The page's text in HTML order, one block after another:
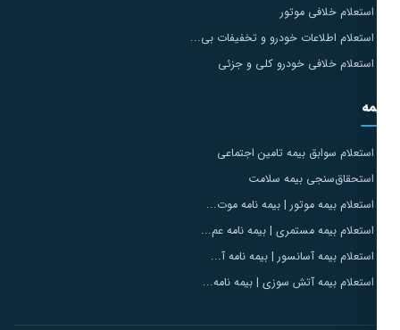
استعلام خلافی موتور
استعلام اطلاعات خودرو و تخفیفات بی...
استعلام خلافی خودرو کلی و جزئی
استعلام سوابق بیمه تامین اجتماعی
استحقاق‌سنجی بیمه سلامت
استعلام بیمه موتور | بیمه نامه موت...
استعلام بیمه مستمری | بیمه نامه عم...
استعلام بیمه آسانسور | بیمه نامه آ...
استعلام بیمه آتش سوزی | بیمه نامه...